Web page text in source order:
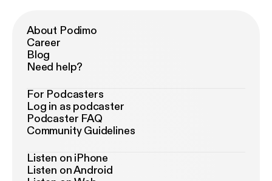
About Podimo
Career
Blog
Need help?
For Podcasters
Log in as podcaster
Podcaster FAQ
Community Guidelines
Listen on iPhone
Listen on Android